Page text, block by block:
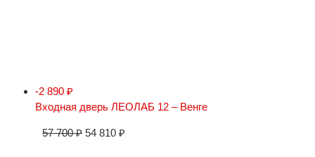
-2 890 ₽
Входная дверь ЛЕОЛАБ 12 – Венге
57 700₽ 54 810 ₽